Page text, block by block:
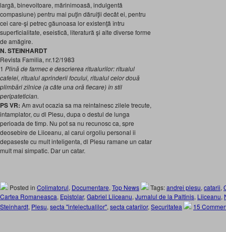
largă, binevoitoare, mărinimoasă, indulgentă
compasiune) pentru mai puţin dăruiţii decât ei, pentru
cei care-şi petrec găunoasa lor existenţă întru
superficialitate, eseistică, literatură şi alte diverse forme
de amăgire.
N. STEINHARDT
Revista Familia, nr.12/1983
1 Plină de farmec e descrierea ritualurilor: ritualul
cafelei, ritualul aprinderii focului, ritualul celor două
plimbări zilnice (a câte una oră fiecare) în stil
peripatetician.
PS VR: Am avut ocazia sa ma reintalnesc zilele trecute,
intamplator, cu dl Plesu, dupa o destul de lunga
perioada de timp. Nu pot sa nu recunosc ca, spre
deosebire de Liiceanu, al carui orgoliu personal ii
depaseste cu mult inteligenta, dl Plesu ramane un catar
mult mai simpatic. Dar un catar.
Posted in Colimatorul, Documentare, Top News Tags:andrei plesu, catarii,
Cartea Romaneasca, Epistolar, Gabriel Liiceanu, Jurnalul de la Paltinis, Liiceanu,
Steinhardt, Plesu, secta "intelectualilor", secta catarilor, Securitatea 15